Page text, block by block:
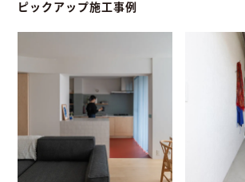
ピックアップ施工事例